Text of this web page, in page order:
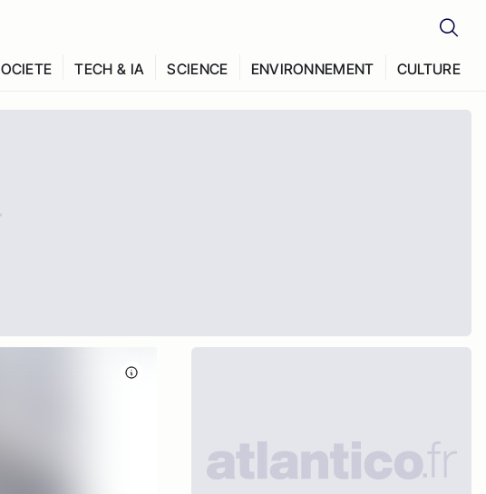
TECH & IA SCIENCE ENVIRONNEMENT CULTURE